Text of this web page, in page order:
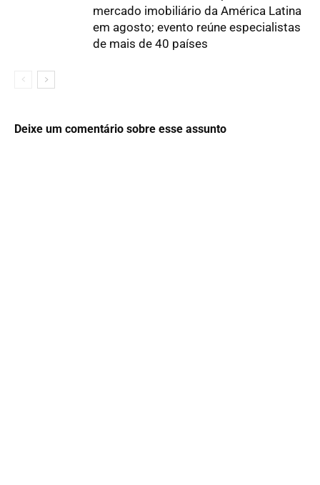
mercado imobiliário da América Latina
em agosto; evento reúne especialistas
de mais de 40 países
Deixe um comentário sobre esse assunto